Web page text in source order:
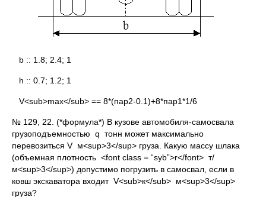
b :: 1.8; 2.4; 1
h :: 0.7; 1.2; 1
V<sub>max</sub> == 8*(пар2-0.1)+8*пар1*1/6
№ 129, 22. (*формула*) В кузове автомобиля-самосвала
грузоподъемностью q тонн может максимально
перевозиться V м<sup>3</sup> груза. Какую массу шлака
(объемная плотность <font class = “syb”>r</font> т/
м<sup>3</sup>) допустимо погрузить в самосвал, если в
ковш экскаватора входит V<sub>к</sub> м<sup>3</sup>
груза?